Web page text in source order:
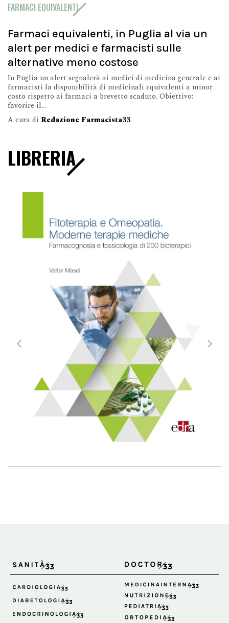
FARMACI EQUIVALENTI
Farmaci equivalenti, in Puglia al via un
alert per medici e farmacisti sulle
alternative meno costose
In Puglia un alert segnalerà ai medici di medicina generale e ai
farmacisti la disponibilità di medicinali equivalenti a minor
costo rispetto ai farmaci a brevetto scaduto. Obiettivo:
favorire il...
A cura di Redazione Farmacista33
LIBRERIA